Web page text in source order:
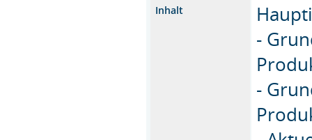
Inhalt
-
-